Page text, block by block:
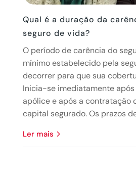
Qual é a duração da
seguro de vida?
O período de carência do
mínimo estabelecido pela
decorrer para que sua
Inicia-se imediatamente
apólice e após a contratação
capital segurado. Os prazos
ler mais